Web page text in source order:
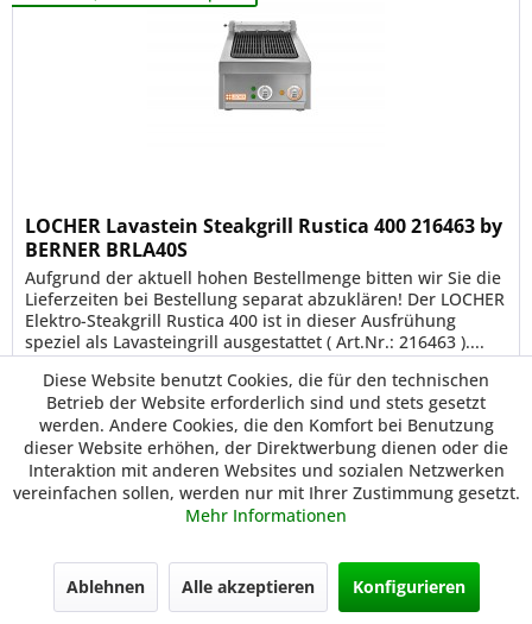
LOCHER Lavastein Steakgrill Rustica 400 216463 by
BERNER BRLA40S
Aufgrund der aktuell hohen Bestellmenge bitten wir Sie die
Lieferzeiten bei Bestellung separat abzuklären! Der LOCHER
Elektro-Steakgrill Rustica 400 ist in dieser Ausfrühung
speziel als Lavasteingrill ausgestattet ( Art.Nr.: 216463 )....
3.378,00 € *
Merken
Diese Website benutzt Cookies, die für den technischen
Betrieb der Website erforderlich sind und stets gesetzt
werden. Andere Cookies, die den Komfort bei Benutzung
dieser Website erhöhen, der Direktwerbung dienen oder die
Interaktion mit anderen Websites und sozialen Netzwerken
vereinfachen sollen, werden nur mit Ihrer Zustimmung gesetzt.
Mehr Informationen
Ablehnen Alle akzeptieren Konfigurieren